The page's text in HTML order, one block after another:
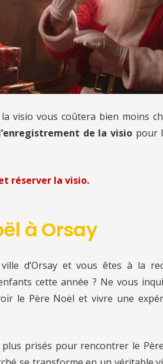
visio vous coûtera bien moins
de la visio pour
réserver la visio.
à Orsay
d’Orsay et vous êtes à la
cette année ? Ne vous
le Père Noël et vivre une
plus prisés pour rencontrer le